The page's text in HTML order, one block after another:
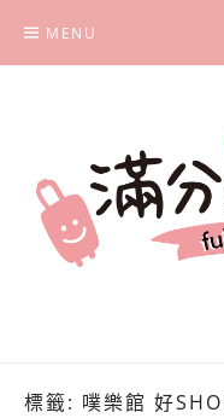
content
MENU
標籤: 噗樂館 好